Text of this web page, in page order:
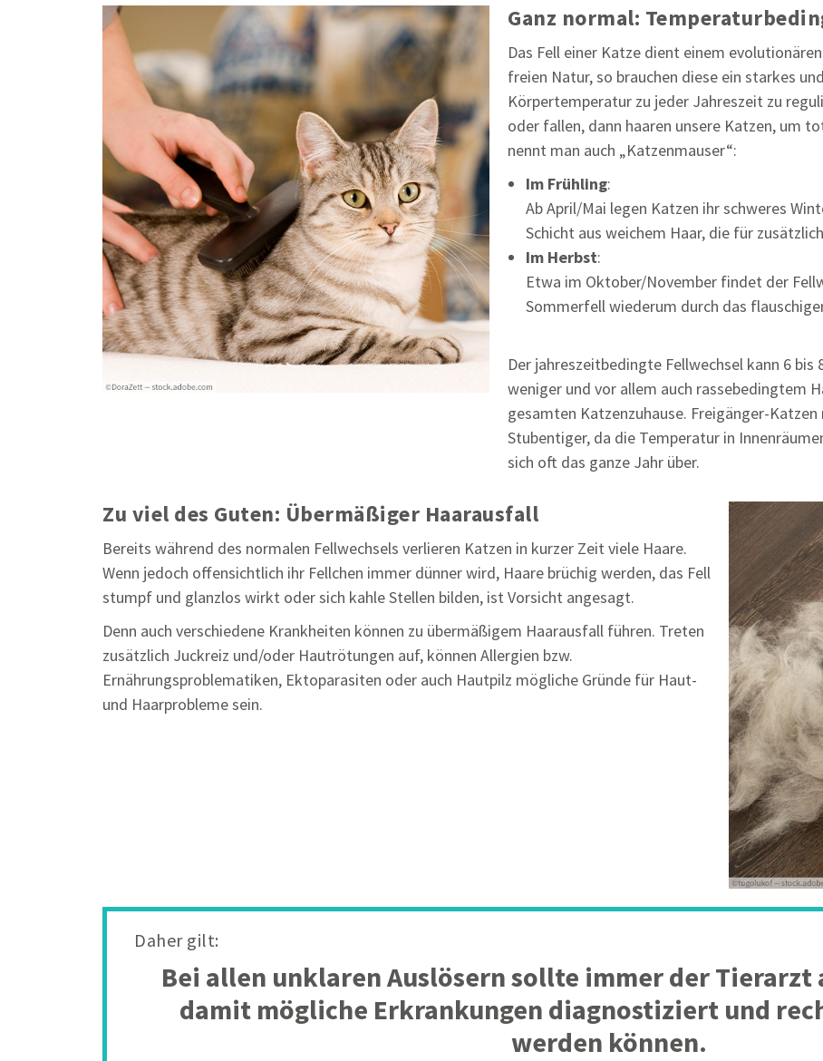
Ganz normal:
Das Fell einer Katze dient einem
freien Natur, so brauchen diese ein starkes
Körpertemperatur zu jeder Jahreszeit zu
oder fallen, dann haaren unsere Katzen, um
nennt man auch „Katzenmauser“:
Im Frühling:
Ab April/Mai legen Katzen ihr schweres
Schicht aus weichem Haar, die für
Im Herbst:
Etwa im Oktober/November findet der
Sommerfell wiederum durch das
Der jahreszeitbedingte Fellwechsel kann 6
weniger und vor allem auch rassebedingtem
gesamten Katzenzuhause. Freigänger-
Stubentiger, da die Temperatur in
sich oft das ganze Jahr über.
Zu viel des Guten: Übermäßiger Haarausfall
Bereits während des normalen Fellwechsels verlieren Katzen in kurzer Zeit viele Haare.
Wenn jedoch offensichtlich ihr Fellchen immer dünner wird, Haare brüchig werden, das Fell
stumpf und glanzlos wirkt oder sich kahle Stellen bilden, ist Vorsicht angesagt.
Denn auch verschiedene Krankheiten können zu übermäßigem Haarausfall führen. Treten
zusätzlich Juckreiz und/oder Hautrötungen auf, können Allergien bzw.
Ernährungsproblematiken, Ektoparasiten oder auch Hautpilz mögliche Gründe für Haut-
und Haarprobleme sein.
Daher gilt:
Bei allen unklaren Auslösern sollte immer der Tierarzt
damit mögliche Erkrankungen diagnostiziert und
werden können.